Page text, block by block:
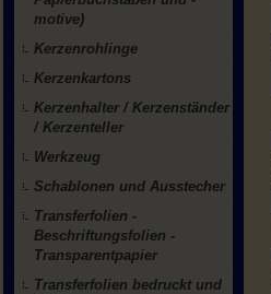
motive)
Kerzenrohlinge
Kerzenkartons
Kerzenhalter / Kerzenständer
/ Kerzenteller
Werkzeug
Schablonen und Ausstecher
Transferfolien -
Beschriftungsfolien -
Transparentpapier
Transferfolien bedruckt und